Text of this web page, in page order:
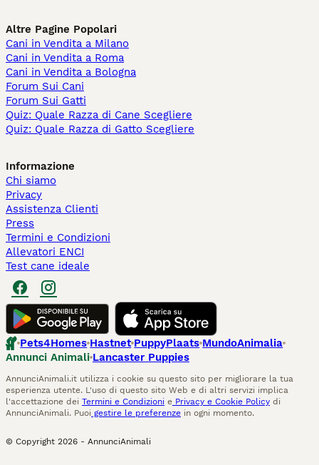
Altre Pagine Popolari
Cani in Vendita a Milano
Cani in Vendita a Roma
Cani in Vendita a Bologna
Forum Sui Cani
Forum Sui Gatti
Quiz: Quale Razza di Cane Scegliere
Quiz: Quale Razza di Gatto Scegliere
Informazione
Chi siamo
Privacy
Assistenza Clienti
Press
Termini e Condizioni
Allevatori ENCI
Test cane ideale
Pets4Homes Hastnet PuppyPlaats MundoAnimalia
Annunci Animali Lancaster Puppies
AnnunciAnimali.it utilizza i cookie su questo sito per migliorare la tua
esperienza utente. L'uso di questo sito Web e di altri servizi implica
l'accettazione dei Termini e Condizioni e Privacy e Cookie Policy di
AnnunciAnimali. Puoi gestire le preferenze in ogni momento.
© Copyright 2026 - AnnunciAnimali